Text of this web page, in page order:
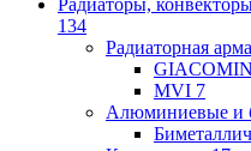
134
Радиаторная
MVI 7
Алюминиевые и